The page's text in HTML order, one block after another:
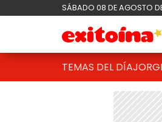
SÁBADO 08 DE AGOSTO
TEMAS DEL DÍA